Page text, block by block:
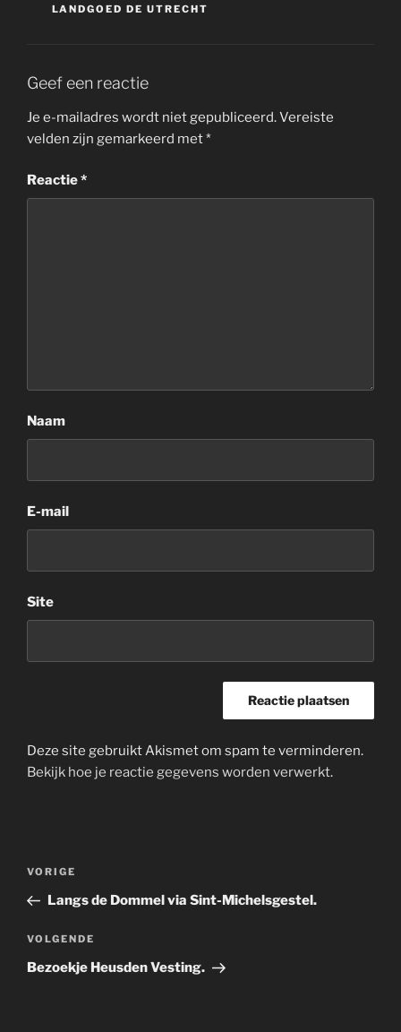
LANDGOED DE UTRECHT
Geef een reactie
Je e-mailadres wordt niet gepubliceerd.Vereiste
velden zijn gemarkeerd met*
Reactie*
Naam
E-mail
Site
Deze site gebruikt Akismet om spam te verminderen.
Bekijk hoe je reactie gegevens worden verwerkt.
Bericht
Vorig
bericht
VORIGE
Langs de Dommel via Sint-Michelsgestel.
Volgend
bericht
VOLGENDE
Bezoekje Heusden Vesting.